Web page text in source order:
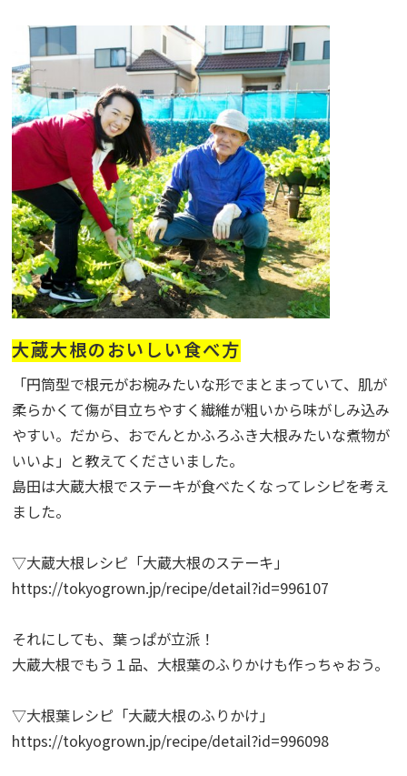
大蔵大根のおいしい食べ方
「円筒型で根元がお椀みたいな形でまとまっていて、肌が
柔らかくて傷が目立ちやすく繊維が粗いから味がしみ込み
やすい。だから、おでんとかふろふき大根みたいな煮物が
いいよ」と教えてくださいました。
島田は大蔵大根でステーキが食べたくなってレシピを考え
ました。
▽大蔵大根レシピ「大蔵大根のステーキ」
https://tokyogrown.jp/recipe/detail?id=996107
それにしても、葉っぱが立派！
大蔵大根でもう１品、大根葉のふりかけも作っちゃおう。
▽大根葉レシピ「大蔵大根のふりかけ」
https://tokyogrown.jp/recipe/detail?id=996098